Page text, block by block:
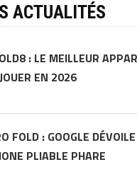
ACTUALITÉS
: LE MEILLEUR
EN 2026
FOLD : GOOGLE
PLIABLE PHARE